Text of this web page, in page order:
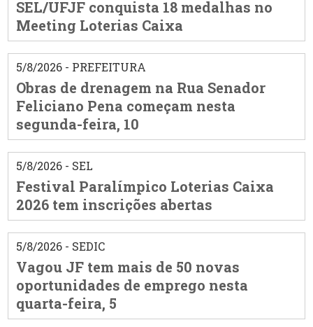
SEL/UFJF conquista 18 medalhas no
Meeting Loterias Caixa
5/8/2026 - PREFEITURA
Obras de drenagem na Rua Senador
Feliciano Pena começam nesta
segunda-feira, 10
5/8/2026 - SEL
Festival Paralímpico Loterias Caixa
2026 tem inscrições abertas
5/8/2026 - SEDIC
Vagou JF tem mais de 50 novas
oportunidades de emprego nesta
quarta-feira, 5